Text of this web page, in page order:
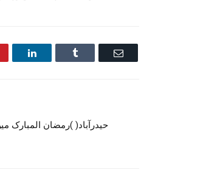
LinkedIn Tumblr Email
حیدرآباد( )رمضان المبارک